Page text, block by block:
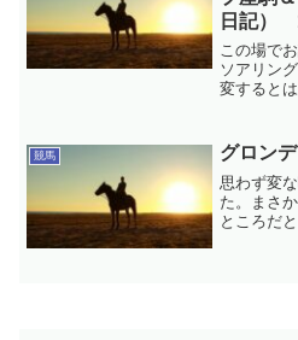
ていない
日記）
ソアリ
この場で
ソアリン
変すると
利！すみ
て。ほん
競馬日記
競馬 グロン
思わず変
た。まさ
ところだ